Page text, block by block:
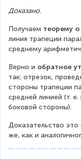
{
ar
ra
y
}
\r
ig
ht
\
}
L
A
\
p
a
a
ll
el
B
C
a
{
1
}
2
}
A
Q
=
fr
a
c
B
L
C
D
Доказано.
Получаем теорему
линия трапеции
среднему
Верно и обратное
так: отрезок,
стороны трапеции
средней линией (т.
боковой стороны).
Доказательство
же, как и